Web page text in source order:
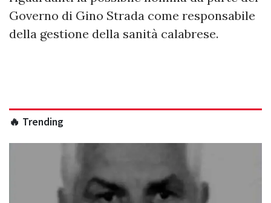
Governo di Gino Strada come responsabile
della gestione della sanità calabrese.
🔥 Trending